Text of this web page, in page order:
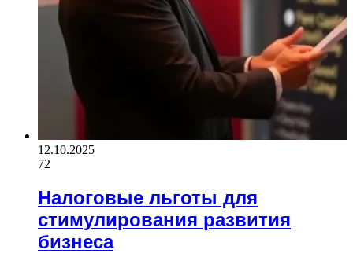
12.10.2025
72
Налоговые льготы для
стимулирования развития
бизнеса